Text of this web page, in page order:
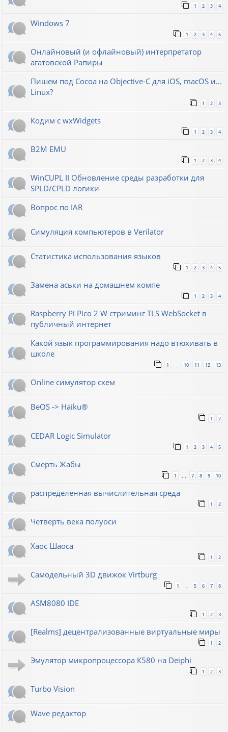
1 2 3 4
Windows 7
1 2 3 4 5
Онлайновый (и офлайновый) интерпретатор
агатовской Рапиры
Пишем под Cocoa на Objective-C для iOS, macOS и...
Linux?
1 2 3
Кодим с wxWidgets
1 2 3 4
B2M EMU
1 2 3 4
WinCUPL II Обновление среды разработки для
SPLD/CPLD логики
Вопрос по IAR
Симуляция компьютеров в Verilator
Статистика использования языков
1 2 3 4 5
Замена аськи на домашнем компе
1 2 3 4
Raspberry Pi Pico 2 W стриминг TLS WebSocket в
публичный интернет
Какой язык программирования надо втюхивать в
школе
1 … 10 11 12 13
Online симулятор схем
BeOS -> Haiku®
1 2
CEDAR Logic Simulator
1 2 3 4 5
Смерть Жабы
1 7 8 9 10
распределенная вычислительная среда
1 2
Четверть века полуоси
Хаос Шаоса
1 2
Самодельный 3D движок Virtburg
1 5 6 7 8
ASM8080 IDE
1 2 3
[Realms] децентрализованные виртуальные миры
1 2
Эмулятор микропроцессора К580 на Deiphi
1 2 3
Turbo Vision
Wave редактор